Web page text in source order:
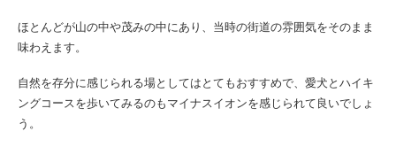
ほとんどが山の中や茂みの中にあり、当時の街道の雰囲気をそのまま
味わえます。
自然を存分に感じられる場としてはとてもおすすめで、愛犬とハイキ
ングコースを歩いてみるのもマイナスイオンを感じられて良いでしょ
う。